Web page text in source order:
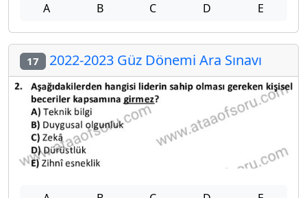
A B C D E
17 2022-2023 Güz Dönemi Ara Sınavı